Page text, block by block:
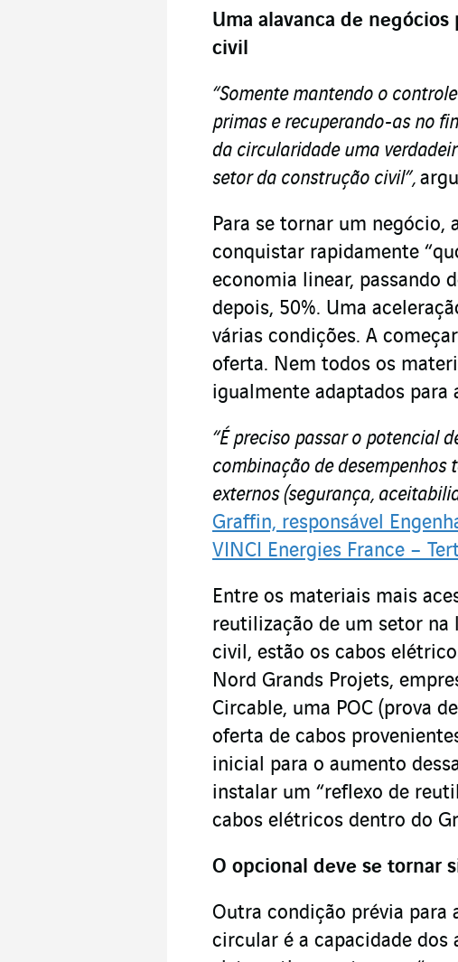
Uma alavanca de
civil
“Somente mantendo o
primas e recuperando-as no
da circularidade uma
setor da construção civil”,
Para se tornar um negócio,
conquistar rapidamente
economia linear, passando
depois, 50%. Uma
várias condições. A
oferta. Nem todos os
igualmente adaptados para
“É preciso passar o potencial
combinação de desempenhos
externos (segurança,
Graffin, responsável
VINCI Energies France –
Entre os materiais mais
reutilização de um setor na
civil, estão os cabos
Nord Grands Projets,
Circable, uma POC (prova
oferta de cabos
inicial para o aumento
instalar um “reflexo de
cabos elétricos dentro do
O opcional deve se tornar
Outra condição prévia para
circular é a capacidade dos